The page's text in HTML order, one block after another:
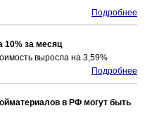
Подробнее
10% за месяц
выросла на 3,59%
Подробнее
в РФ могут быть